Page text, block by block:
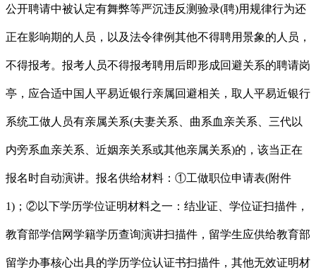
公开聘请中被认定有舞弊等严沉违反测验录(聘)用规律行为还
正在影响期的人员，以及法令律例其他不得聘用景象的人员，
不得报考。报考人员不得报考聘用后即形成回避关系的聘请岗
亭，应合适中国人平易近银行亲属回避相关，取人平易近银行
系统工做人员有亲属关系(夫妻关系、曲系血亲关系、三代以
内旁系血亲关系、近姻亲关系或其他亲属关系)的，该当正在
报名时自动演讲。报名供给材料：①工做职位申请表(附件
1)；②以下学历学位证明材料之一：结业证、学位证扫描件，
教育部学信网学籍学历查询演讲扫描件，留学生应供给教育部
留学办事核心出具的学历学位认证书扫描件，其他无效证明材